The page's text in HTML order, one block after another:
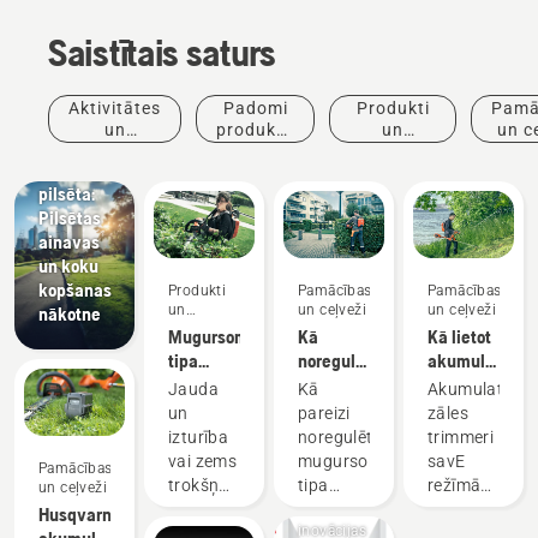
Saistītais saturs
Aktivitātes
un
Padomi
produktu
Produkti
un
un
un preses
relīzes
Husqvarna
pilsēta:
Pilsētas
ainavas
un koku
kopšanas
nākotne
Pamācības
un ceļveži
Husqvarna
Produkti
un
inovācijas
Mugursomas
tipa
akumulators
Jauda
un
izturība
vai zems
trokšņa
un
Pamācības
un ceļveži
Kā
noregulēt
mugursomas
akumulatora
uzkabi
Kā
pareizi
noregulēt
mugursomas
tipa
uzkabi,
Produkti
inovācijas
Pamācības
un ceļveži
Kā lietot
akumulatora
zāles
trimmeri
savE
režīmā
Akumulatora
zāles
trimmeri
savE
režīmā